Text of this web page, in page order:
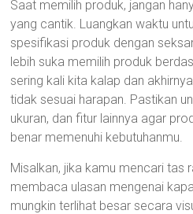
Saat memilih produk, jangan
yang cantik. Luangkan waktu
spesifikasi produk dengan
lebih suka memilih produk
sering kali kita kalap dan
tidak sesuai harapan. Pastikan
ukuran, dan fitur lainnya agar
benar memenuhi kebutuhanmu.
Misalkan, jika kamu mencari tas
membaca ulasan mengenai
mungkin terlihat besar secara